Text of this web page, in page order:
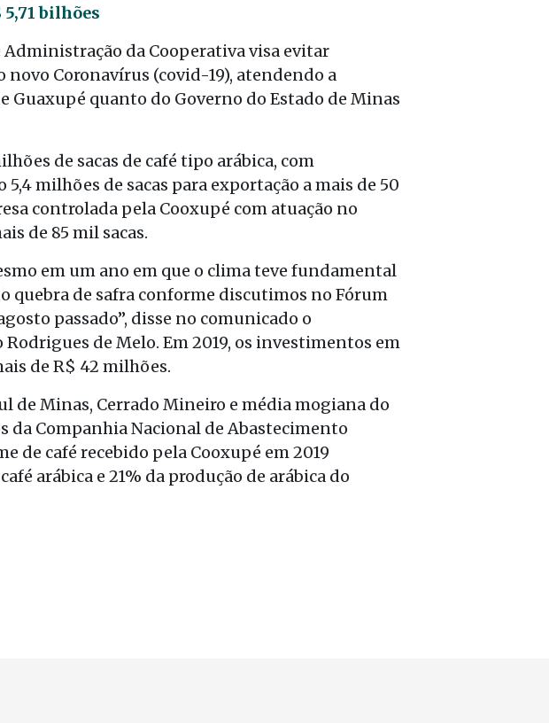
bilhões
Administração da Cooperativa visa evitar
novo Coronavírus (covid-19), atendendo a
quanto do Governo do Estado de Minas
de sacas de café tipo arábica, com
milhões de sacas para exportação a mais de 50
controlada pela Cooxupé com atuação no
de 85 mil sacas.
em um ano em que o clima teve fundamental
quebra de safra conforme discutimos no Fórum
passado”, disse no comunicado o
de Melo. Em 2019, os investimentos em
de R$ 42 milhões.
de Minas, Cerrado Mineiro e média mogiana do
da Companhia Nacional de Abastecimento
de café recebido pela Cooxupé em 2019
arábica e 21% da produção de arábica do